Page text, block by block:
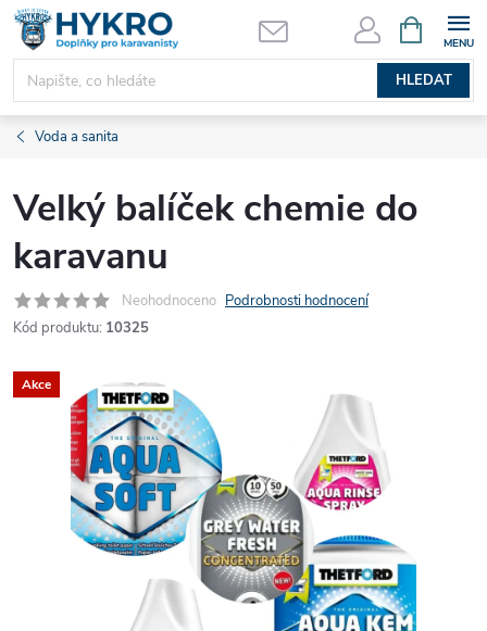
Přejít
obsah
HLEDAT
NÁKUPNÍ
KOŠÍK
Voda a sanita
Velký balíček chemie do
karavanu
Neohodnoceno Podrobnosti hodnocení
Kód produktu: 10325
Akce